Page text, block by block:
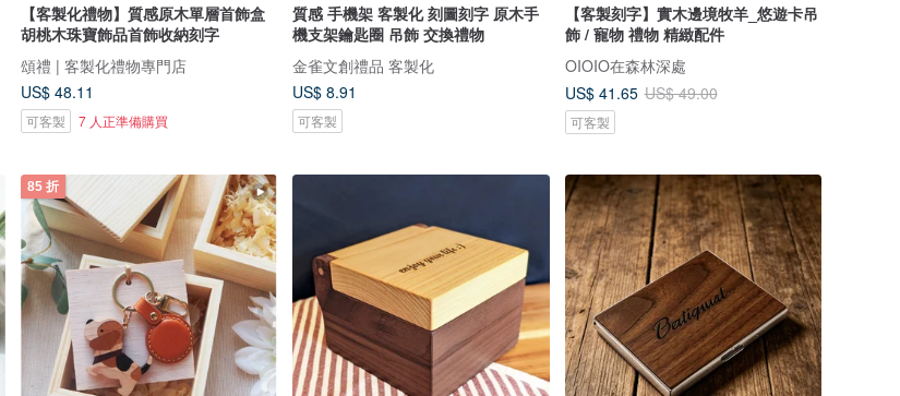
【客製化禮物】質感原木單層首飾盒
胡桃木珠寶飾品首飾收納刻字
頌禮 | 客製化禮物專門店
US$ 48.11
可客製 7 人正準備購買
質感 手機架 客製化 刻圖刻字 原木手
機支架鑰匙圈 吊飾 交換禮物
金雀文創禮品 客製化
US$ 8.91
可客製
【客製刻字】實木邊境牧羊_悠遊卡吊
飾 / 寵物 禮物 精緻配件
OIOIO在森林深處
US$ 41.65 US$ 49.00
可客製
85 折